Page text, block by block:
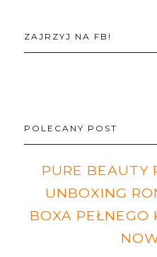
ZAJRZYJ NA FB!
POLECANY POST
PURE BEAUTY
UNBOXING
BOXA PEŁNEGO